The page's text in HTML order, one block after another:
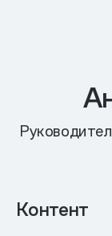
Контент